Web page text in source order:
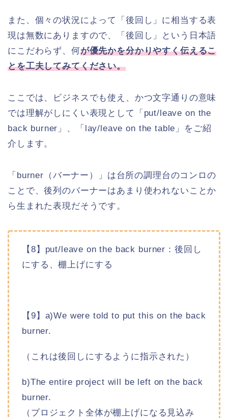
また、個々の状況によって「後回し」に相当する表
現は無数にありますので、「後回し」という日本語
にこだわらず、何が優先かを分かりやすく伝えるこ
とを工夫してみてください。
ここでは、ビジネスでも使え、かつ文字通りの意味
では理解がしにくい表現として「put/leave on the
back burner」、「lay/leave on the table」をご紹
介します。
「burner（バーナー）」は台所の調理台のコンロの
ことで、後列のバーナーはあまり使われないことか
ら生まれた表現だそうです。
【8】put/leave on the back burner：後回し
にする、棚上げにする
【9】a)We were told to put this on the back
burner.
（これは後回しにするように指示された）
b)The entire project will be left on the back
burner.
（プロジェクト全体が棚上げになる見込み